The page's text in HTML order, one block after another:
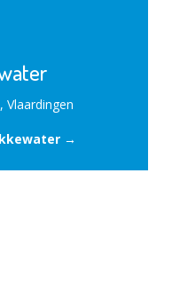
Vlaardingen
→